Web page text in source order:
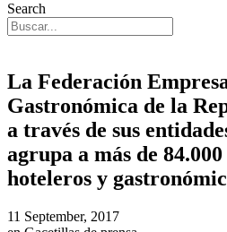
Search
La Federación
Gastronómica de la
a través de sus
agrupa a más de
hoteleros y
11 September, 2017